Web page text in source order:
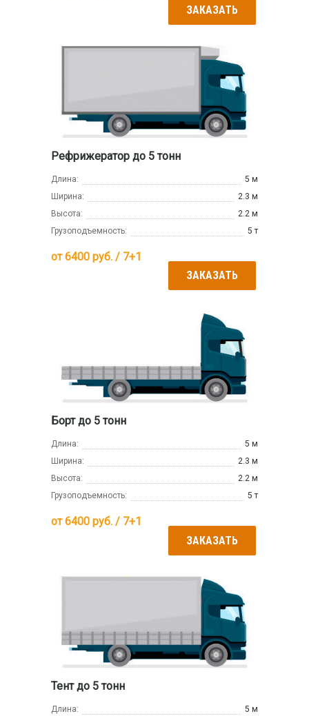
ЗАКАЗАТЬ
Рефрижератор до 5 тонн
Длина:
5 м
Ширина:
2.3 м
Высота:
2.2 м
Грузоподъемность:
5 т
от6400 руб. / 7+1
ЗАКАЗАТЬ
Борт до 5 тонн
Длина:
5 м
Ширина:
2.3 м
Высота:
2.2 м
Грузоподъемность:
5 т
от6400 руб. / 7+1
ЗАКАЗАТЬ
Тент до 5 тонн
Длина:
5 м